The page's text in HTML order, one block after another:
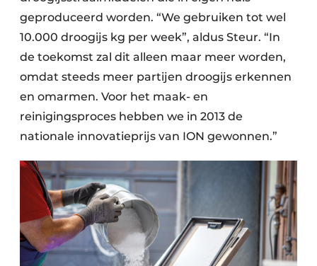
geproduceerd worden. “We gebruiken tot wel
10.000 droogijs kg per week”, aldus Steur. “In
de toekomst zal dit alleen maar meer worden,
omdat steeds meer partijen droogijs erkennen
en omarmen. Voor het maak- en
reinigingsproces hebben we in 2013 de
nationale innovatieprijs van ION gewonnen.”